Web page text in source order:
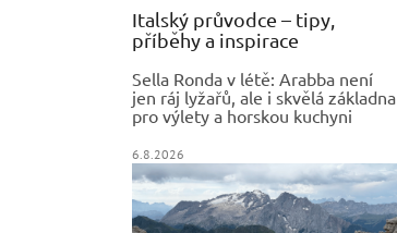
Italský průvodce – tipy,
příběhy a inspirace
Sella Ronda v létě: Arabba není
jen ráj lyžařů, ale i skvělá základna
pro výlety a horskou kuchyni
6.8.2026